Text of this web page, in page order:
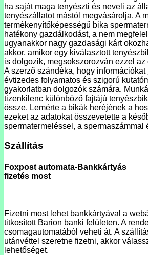
ha saját maga tenyészti és neveli az
tenyészállatot mástól megvásárolja. A
termékenyítőképességű bika
hatékony gazdálkodást, a nem
ugyanakkor nagy gazdasági kárt
akkor, amikor egy kiválasztott
is dolgozik, megsokszorozván ezzel az
A szerző szándéka, hogy
évtizedes folyamatos és szigorú
gyakorlatban dolgozók számára.
tizenkilenc különböző fajtájú
össze. Lemérte a bikák heréjének a
ezeket az adatokat összevetette a
spermatermeléssel, a spermaszámmal
Szállítás
Foxpost automata-Bankkártyás
fizetés most
Fizetni most lehet bankkártyával a
titkosított Barion banki felületen. A
csomagautomatából veheti át. A
utánvéttel szeretne fizetni, akkor
lehetőséget.